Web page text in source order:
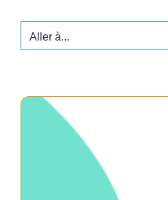
Aller à...